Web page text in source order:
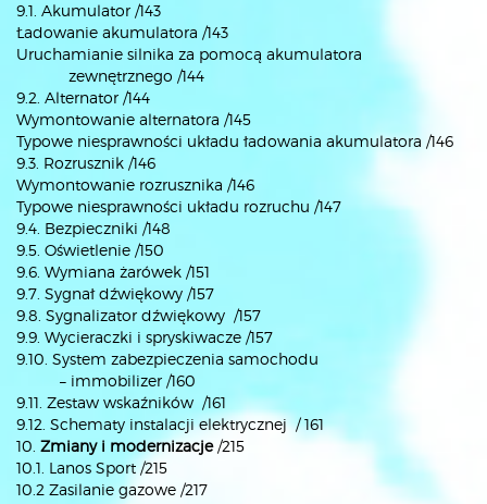
9.1. Akumulator /143
Ładowanie akumulatora /143
Uruchamianie silnika za pomocą akumulatora
zewnętrznego /144
9.2. Alternator /144
Wymontowanie alternatora /145
Typowe niesprawności układu ładowania akumulatora /146
9.3. Rozrusznik /146
Wymontowanie rozrusznika /146
Typowe niesprawności układu rozruchu /147
9.4. Bezpieczniki /148
9.5. Oświetlenie /150
9.6. Wymiana żarówek /151
9.7. Sygnał dźwiękowy /157
9.8. Sygnalizator dźwiękowy /157
9.9. Wycieraczki i spryskiwacze /157
9.10. System zabezpieczenia samochodu
– immobilizer /160
9.11. Zestaw wskaźników /161
9.12. Schematy instalacji elektrycznej / 161
10. Zmiany i modernizacje/215
10.1. Lanos Sport /215
10.2 Zasilanie gazowe /217